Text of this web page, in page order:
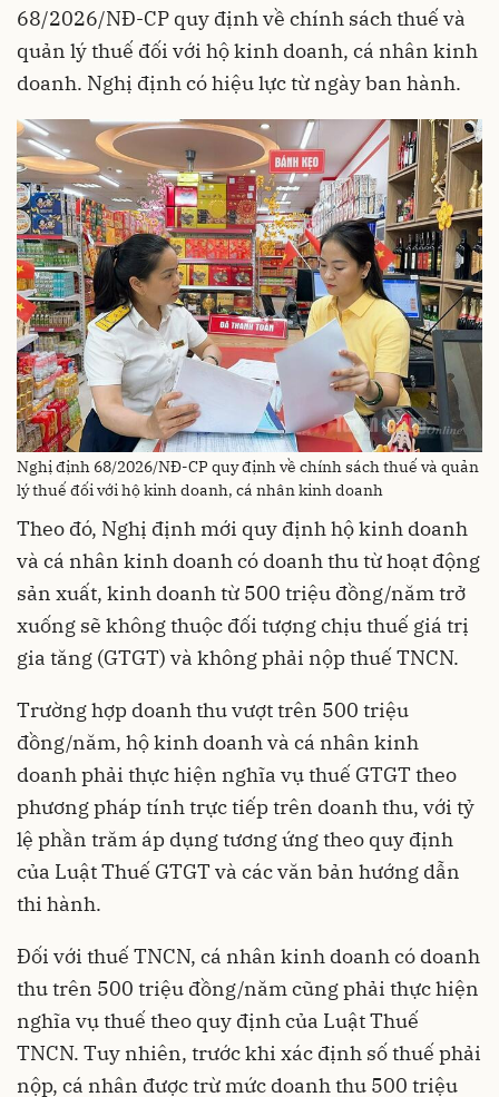
68/2026/NĐ-CP quy định về chính sách thuế và
quản lý thuế đối với hộ kinh doanh, cá nhân kinh
doanh. Nghị định có hiệu lực từ ngày ban hành.
Nghị định 68/2026/NĐ-CP quy định về chính sách thuế và quản
lý thuế đối với hộ kinh doanh, cá nhân kinh doanh
Theo đó, Nghị định mới quy định hộ kinh doanh
và cá nhân kinh doanh có doanh thu từ hoạt động
sản xuất, kinh doanh từ 500 triệu đồng/năm trở
xuống sẽ không thuộc đối tượng chịu thuế giá trị
gia tăng (GTGT) và không phải nộp thuế TNCN.
Trường hợp doanh thu vượt trên 500 triệu
đồng/năm, hộ kinh doanh và cá nhân kinh
doanh phải thực hiện nghĩa vụ thuế GTGT theo
phương pháp tính trực tiếp trên doanh thu, với tỷ
lệ phần trăm áp dụng tương ứng theo quy định
của Luật Thuế GTGT và các văn bản hướng dẫn
thi hành.
Đối với thuế TNCN, cá nhân kinh doanh có doanh
thu trên 500 triệu đồng/năm cũng phải thực hiện
nghĩa vụ thuế theo quy định của Luật Thuế
TNCN. Tuy nhiên, trước khi xác định số thuế phải
nộp, cá nhân được trừ mức doanh thu 500 triệu